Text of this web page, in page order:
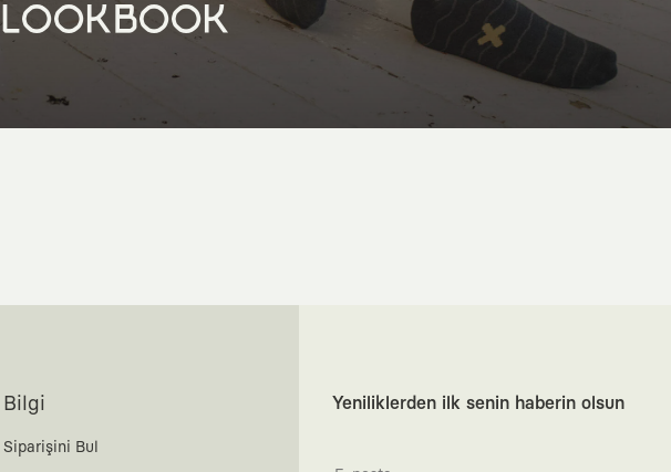
LOOKBOOK
Bilgi
Siparişini Bul
Yeniliklerden ilk senin haberin olsun